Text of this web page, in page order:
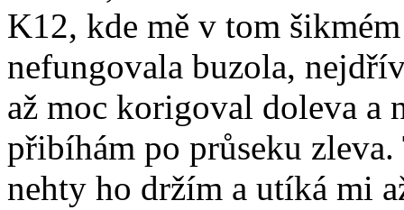
K12, kde mě v tom
nefungovala buzola,
až moc korigoval doleva a
přibíhám po průseku
nehty ho držím a utíká mi